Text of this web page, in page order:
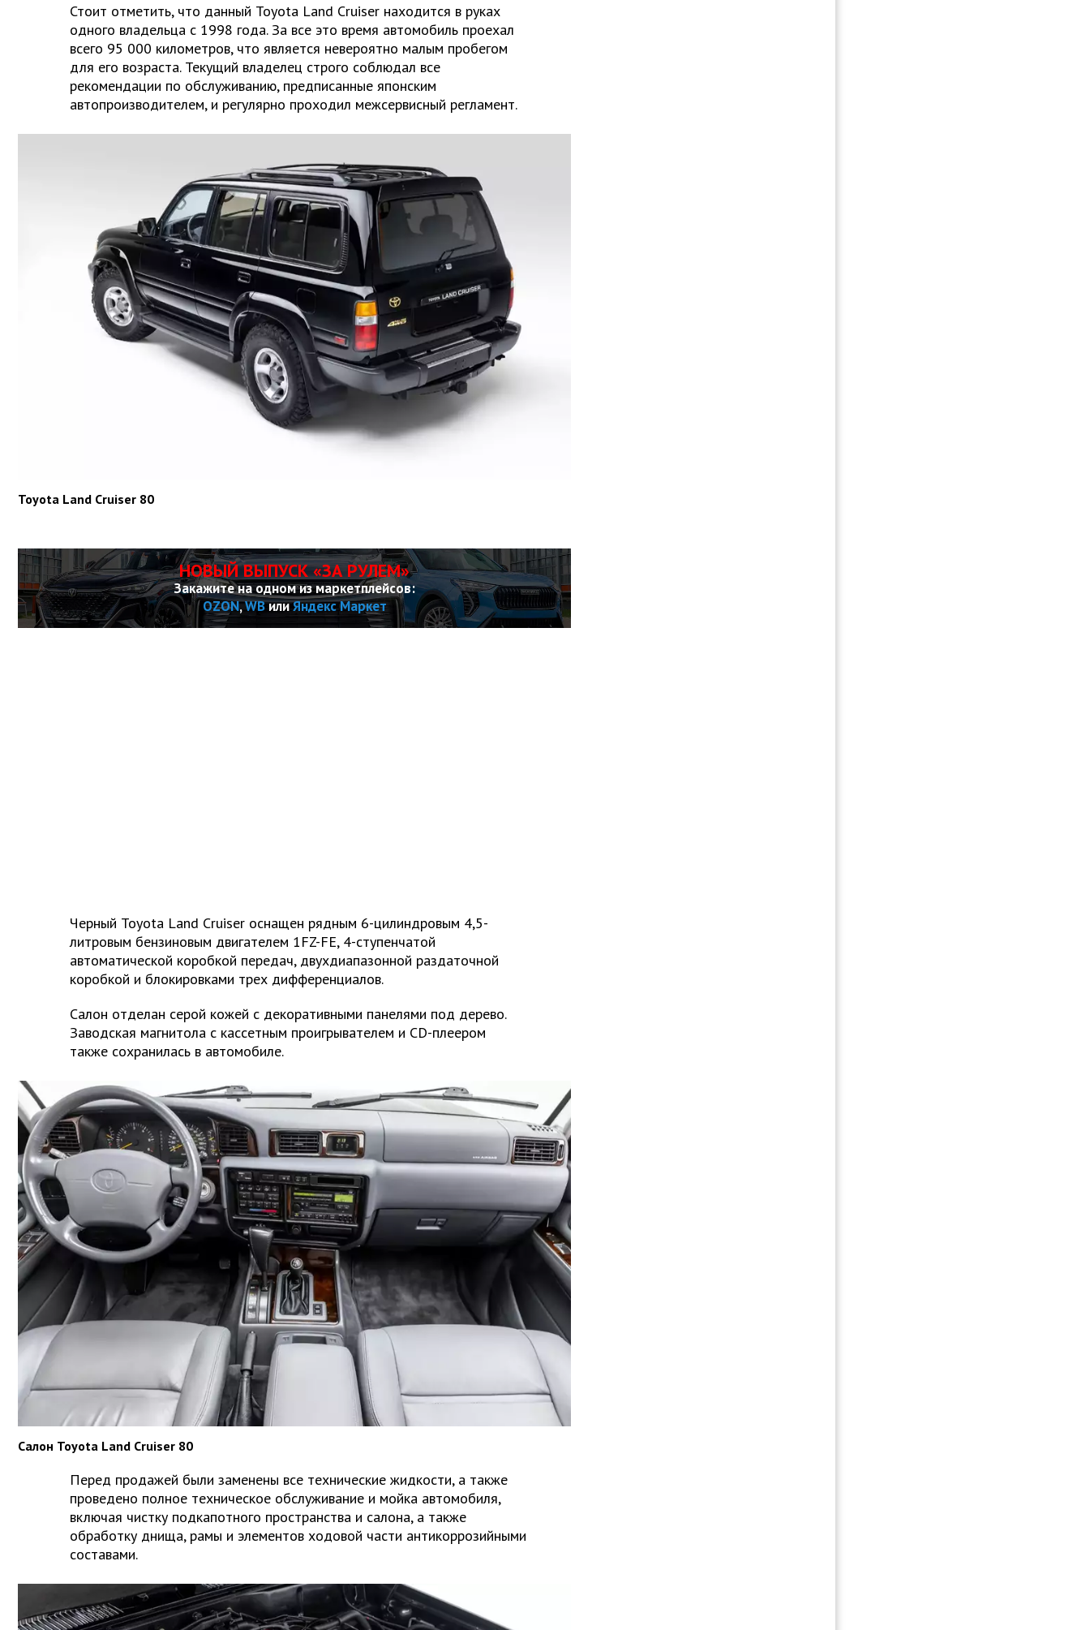
Стоит отметить, что данный Toyota Land Cruiser находится в руках
одного владельца с 1998 года. За все это время автомобиль проехал
всего 95 000 километров, что является невероятно малым пробегом
для его возраста. Текущий владелец строго соблюдал все
рекомендации по обслуживанию, предписанные японским
автопроизводителем, и регулярно проходил межсервисный регламент.
Toyota Land Cruiser 80
НОВЫЙ ВЫПУСК «ЗА РУЛЕМ»
Закажите на одном из маркетплейсов:
OZON,WBилиЯндекс Маркет
Черный Toyota Land Cruiser оснащен рядным 6-цилиндровым 4,5-
литровым бензиновым двигателем 1FZ-FE, 4-ступенчатой
автоматической коробкой передач, двухдиапазонной раздаточной
коробкой и блокировками трех дифференциалов.
Салон отделан серой кожей с декоративными панелями под дерево.
Заводская магнитола с кассетным проигрывателем и CD-плеером
также сохранилась в автомобиле.
Салон Toyota Land Cruiser 80
Перед продажей были заменены все технические жидкости, а также
проведено полное техническое обслуживание и мойка автомобиля,
включая чистку подкапотного пространства и салона, а также
обработку днища, рамы и элементов ходовой части антикоррозийными
составами.